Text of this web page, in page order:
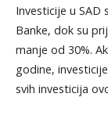
Investicije u
Banke, dok su
manje od 30%.
godine,
svih investicija